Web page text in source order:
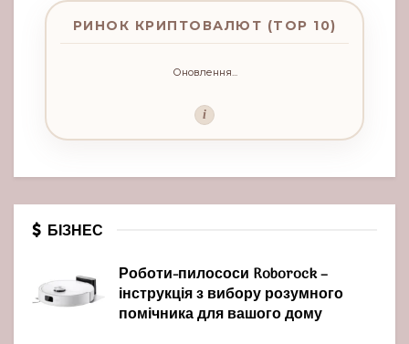
РИНОК КРИПТОВАЛЮТ (TOP 10)
Оновлення...
i
БІЗНЕС
Роботи-пилососи Roborock –
інструкція з вибору розумного
помічника для вашого дому